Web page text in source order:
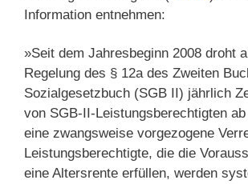
Information entnehmen:
»Seit dem Jahresbeginn 2008 droht
Regelung des § 12a des Zweiten
Sozialgesetzbuch (SGB II) jährlich
von SGB-II-Leistungsberechtigten
eine zwangsweise vorgezogene
Leistungsberechtigte, die die
eine Altersrente erfüllen, werden